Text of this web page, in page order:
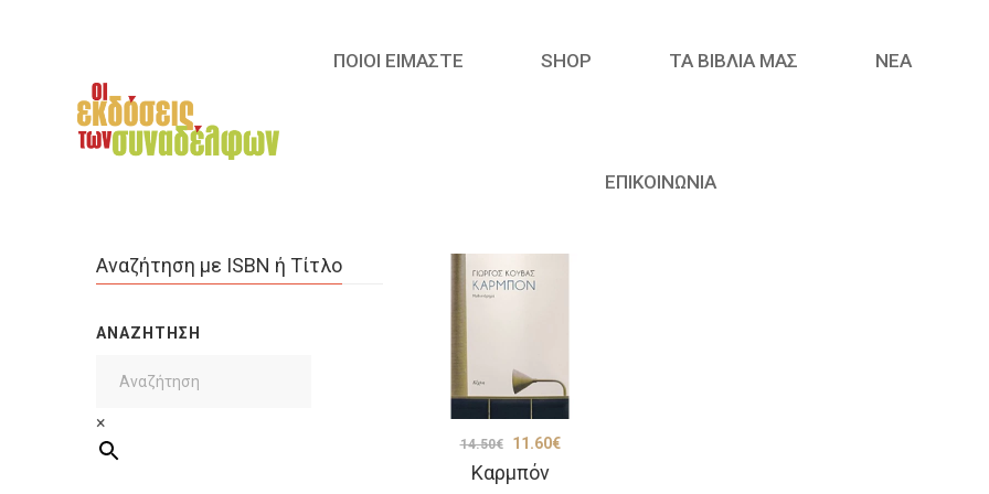
ΠΟΙΟΙ ΕΙΜΑΣΤΕ SHOP ΤΑ ΒΙΒΛΙΑ ΜΑΣ ΝΈΑ
ΕΠΙΚΟΙΝΩΝΙΑ
Καρμπόν
14.50€
Original
price
11.60€Η
Αναζήτηση με ISBN ή Τίτλο
ΑΝΑΖΉΤΗΣΗ
×